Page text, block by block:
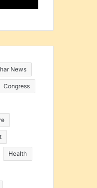
News
Congress
Health